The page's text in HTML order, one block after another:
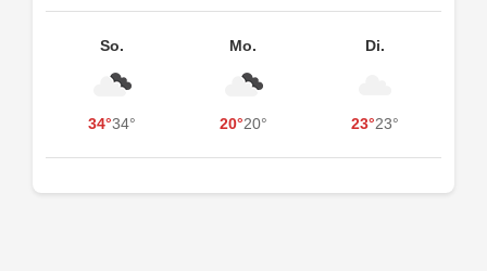
So.
34°34°
Mo.
20°20°
Di.
23°23°